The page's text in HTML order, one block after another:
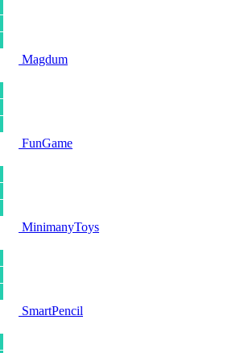
Magdum
FunGame
MinimanyToys
SmartPencil